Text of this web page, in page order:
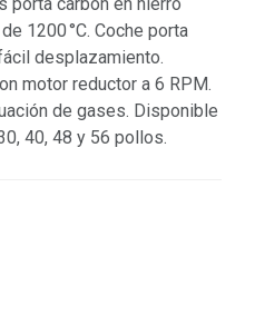
1200 °C. Coche porta
desplazamiento.
motor reductor a 6 RPM.
de gases. Disponible
40, 48 y 56 pollos.